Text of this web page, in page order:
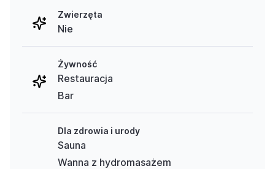
Zwierzęta
Nie
Żywność
Restauracja
Bar
Dla zdrowia i urody
Sauna
Wanna z hydromasażem